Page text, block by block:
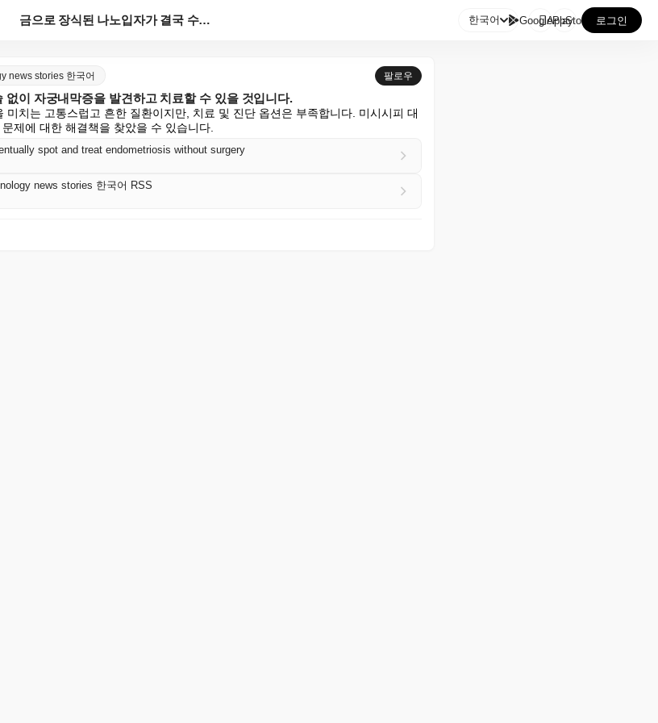
금으로 장식된 나노입자가 결국 수술 없이 자궁내막증을 ... 한국어 GooglePlay
AppStore 로그인
news stories 한국어 팔로우
없이 자궁내막증을 발견하고 치료할 수 있을 것입니다.
미치는 고통스럽고 흔한 질환이지만, 치료 및 진단 옵션은 부족합니다. 미시시피 대
제에 대한 해결책을 찾았을 수 있습니다.
spot and treat endometriosis without surgery
news stories 한국어 RSS